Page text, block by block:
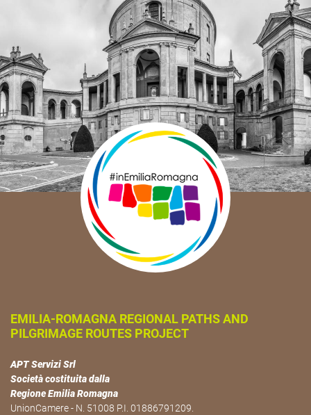
EMILIA-ROMAGNA REGIONAL PATHS AND
PILGRIMAGE ROUTES PROJECT
APT Servizi Srl
Società costituita dalla
Regione Emilia Romagna
UnionCamere - N. 51008 P.I. 01886791209.